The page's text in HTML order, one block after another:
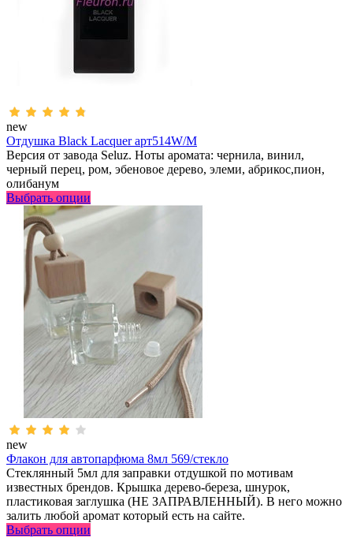
new
Отдушка Black Lacquer арт514W/M
Версия от завода Seluz. Ноты аромата: чернила, винил,
черный перец, ром, эбеновое дерево, элеми, абрикос,пион,
олибанум
Выбрать опции
new
Флакон для автопарфюма 8мл 569/стекло
Стеклянный 5мл для заправки отдушкой по мотивам
известных брендов. Крышка дерево-береза, шнурок,
пластиковая заглушка (НЕ ЗАПРАВЛЕННЫЙ). В него можно
залить любой аромат который есть на сайте.
Выбрать опции